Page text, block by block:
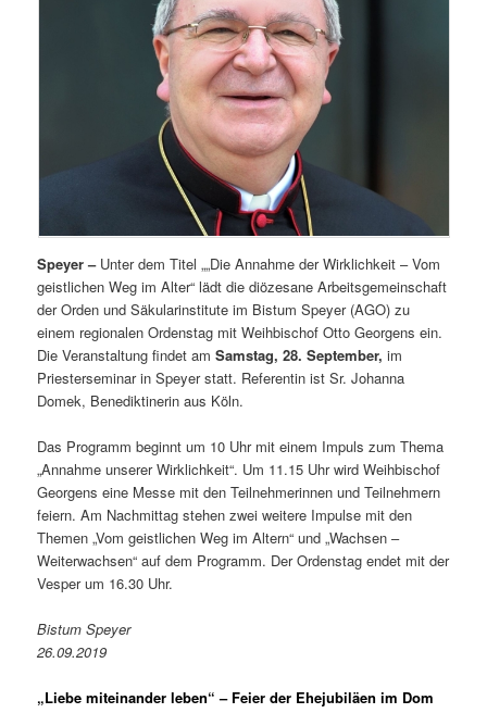
Speyer –Unter dem Titel „„Die Annahme der Wirklichkeit – Vom
geistlichen Weg im Alter“ lädt die diözesane Arbeitsgemeinschaft
der Orden und Säkularinstitute im Bistum Speyer (AGO) zu
einem regionalen Ordenstag mit Weihbischof Otto Georgens ein.
Die Veranstaltung findet amSamstag, 28. September, im
Priesterseminar in Speyer statt. Referentin ist Sr. Johanna
Domek, Benediktinerin aus Köln.
Das Programm beginnt um 10 Uhr mit einem Impuls zum Thema
„Annahme unserer Wirklichkeit“. Um 11.15 Uhr wird Weihbischof
Georgens eine Messe mit den Teilnehmerinnen und Teilnehmern
feiern. Am Nachmittag stehen zwei weitere Impulse mit den
Themen „Vom geistlichen Weg im Altern“ und „Wachsen –
Weiterwachsen“ auf dem Programm. Der Ordenstag endet mit der
Vesper um 16.30 Uhr.
Bistum Speyer
26.09.2019
„Liebe miteinander leben“ – Feier der Ehejubiläen im Dom